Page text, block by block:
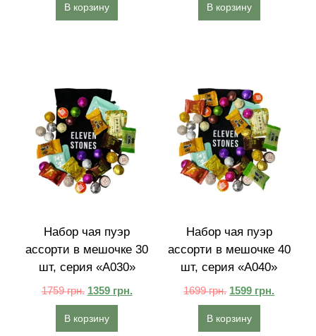
В корзину В корзину
Набор чая пуэр
ассорти в мешочке 30
шт, серия «A030»
1759грн. 1359 грн.
В корзину
Набор чая пуэр
ассорти в мешочке 40
шт, серия «A040»
1699грн. 1599 грн.
В корзину